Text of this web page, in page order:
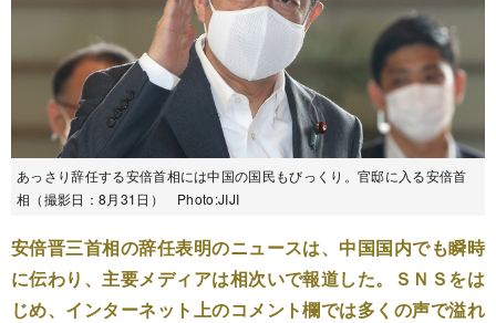
あっさり辞任する安倍首相には中国の国民もびっくり。官邸に入る安倍首
相（撮影日：8月31日） Photo:JIJI
安倍晋三首相の辞任表明のニュースは、中国国内でも瞬時
に伝わり、主要メディアは相次いで報道した。ＳＮＳをは
じめ、インターネット上のコメント欄では多くの声で溢れ